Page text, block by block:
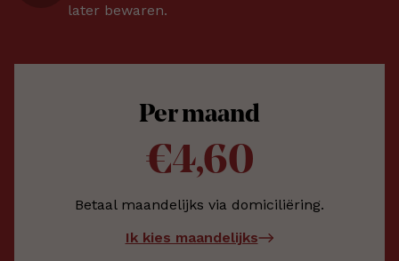
later bewaren.
Per maand
€4,60
Betaal maandelijks via domiciliëring.
Ik kies maandelijks